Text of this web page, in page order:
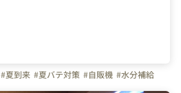
#夏到来 #夏バテ対策 #自販機 #水分補給